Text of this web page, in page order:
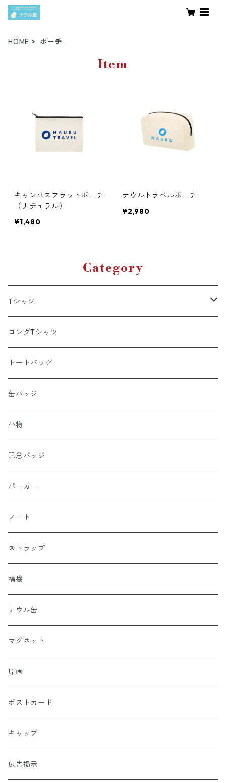
HOME ポーチ
Item
キャンバスフラットポーチ
（ナチュラル）
¥1,480
ナウルトラベルポーチ
¥2,980
Category
Tシャツ
ポリエステル
綿100％
ロングTシャツ
トートバッグ
缶バッジ
小物
記念バッジ
パーカー
ノート
ストラップ
福袋
ナウル缶
マグネット
原画
ポストカード
キャップ
広告掲示